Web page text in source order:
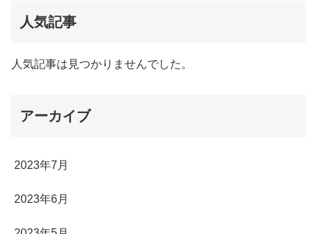
人気記事
人気記事は見つかりませんでした。
アーカイブ
2023年7月
2023年6月